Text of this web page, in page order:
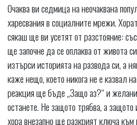
Очаква ви седмица на неочаквана
харесвания в социалните мрежи.
сякаш ще ви усетят от разстояние:
ще започне да се оплаква от живота
изтърси историята на развода си, а
каже нещо, което никога не е казвал
реакция ще бъде „Защо аз?“ и
останете. Не защото трябва, а
хора внезапно ще разкрият ключа